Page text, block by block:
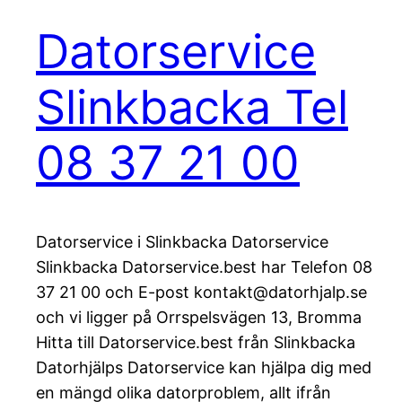
Datorservice
Slinkbacka Tel
08 37 21 00
Datorservice i Slinkbacka Datorservice
Slinkbacka Datorservice.best har Telefon 08
37 21 00 och E-post kontakt@datorhjalp.se
och vi ligger på Orrspelsvägen 13, Bromma
Hitta till Datorservice.best från Slinkbacka
Datorhjälps Datorservice kan hjälpa dig med
en mängd olika datorproblem, allt ifrån